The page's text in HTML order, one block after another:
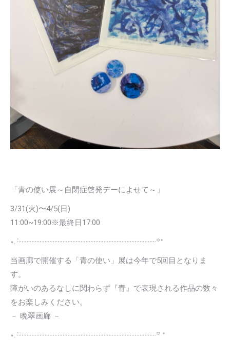
「青の使い展～自閉症啓発デーによせて～」
3/31(火)〜4/5(日)
11:00~19:00※最終日17:00
⋆. ݁┈┈┈┈┈┈┈┈┈┈┈┈┈┈┈┈┈┈꙳ᕀ
当画廊で開催する「青の使い」展は今年で5回目となりま
す。
障がいのあるなしに関わらず『青』で表現される作品の数々
をお楽しみください。
－ 晩翠画廊 －
⋆. ݁┈┈┈┈┈┈┈┈┈┈┈┈┈┈┈┈┈┈꙳ ᕀ